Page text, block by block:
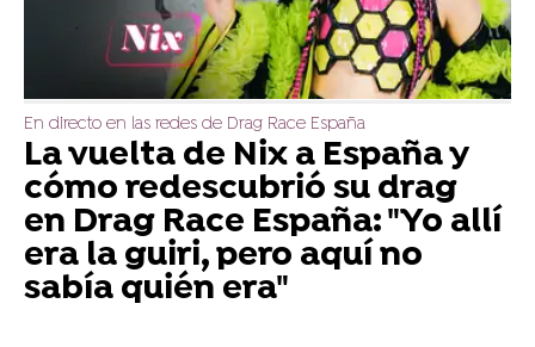
En directo en las redes de Drag Race España
La vuelta de Nix a España y
cómo redescubrió su drag
en Drag Race España: "Yo allí
era la guiri, pero aquí no
sabía quién era"